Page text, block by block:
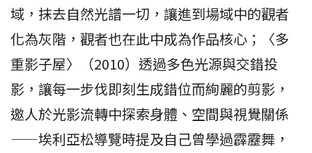
域，抹去自然光譜一切，讓進到場域中的觀者
化為灰階，觀者也在此中成為作品核心；〈多
重影子屋〉（2010）透過多色光源與交錯投
影，讓每一步伐即刻生成錯位而絢麗的剪影，
邀人於光影流轉中探索身體、空間與視覺關係
——埃利亞松導覽時提及自己曾學過霹靂舞，